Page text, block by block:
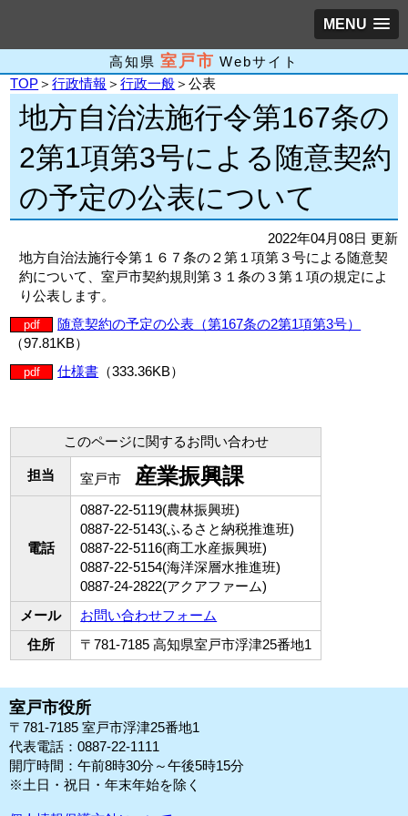
MENU
高知県 室戸市 Webサイト
TOP＞行政情報 ＞行政一般＞公表
地方自治法施行令第167条の
2第1項第3号による随意契約
の予定の公表について
2022年04月08日 更新
地方自治法施行令第１６７条の２第１項第３号による随意契
約について、室戸市契約規則第３１条の３第１項の規定によ
り公表します。
pdf
随意契約の予定の公表（第167条の2第1項第3号）
（97.81KB）
pdf 仕様書 （333.36KB）
このページに関するお問い合わせ
担当 室戸市 産業振興課
電話
0887-22-5119(農林振興班)
0887-22-5143(ふるさと納税推進班)
0887-22-5116(商工水産振興班)
0887-22-5154(海洋深層水推進班)
0887-24-2822(アクアファーム)
メール
お問い合わせフォーム
住所
〒781-7185 高知県室戸市浮津25番地1
室戸市役所
〒781-7185 室戸市浮津25番地1
代表電話：0887-22-1111
開庁時間：午前8時30分～午後5時15分
※土日・祝日・年末年始を除く